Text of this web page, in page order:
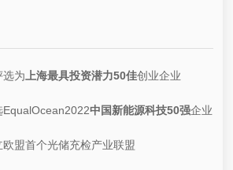
选为 上海最具投资潜力50佳创业企业
EqualOcean2022中国新能源科技50强企业
欧盟首个光储充检产业联盟